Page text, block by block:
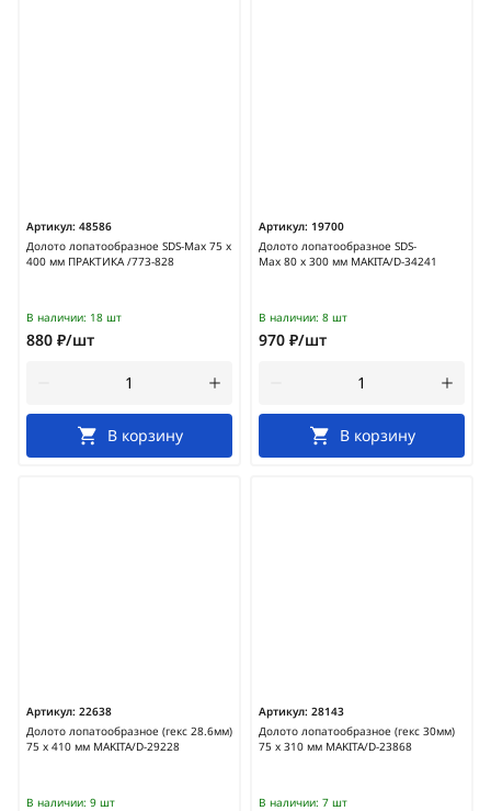
Артикул: 48586
Долото лопатообразное SDS-Max 75 х
400 мм ПРАКТИКА /773-828
В наличии: 18 шт
880 ₽/шт
В корзину
Артикул: 19700
Долото лопатообразное SDS-
Max 80 х 300 мм MAKITA/D-34241
В наличии: 8 шт
970 ₽/шт
В корзину
Артикул: 22638
Долото лопатообразное (гекс 28.6мм)
75 х 410 мм MAKITA/D-29228
В наличии: 9 шт
Артикул: 28143
Долото лопатообразное (гекс 30мм)
75 х 310 мм MAKITA/D-23868
В наличии: 7 шт